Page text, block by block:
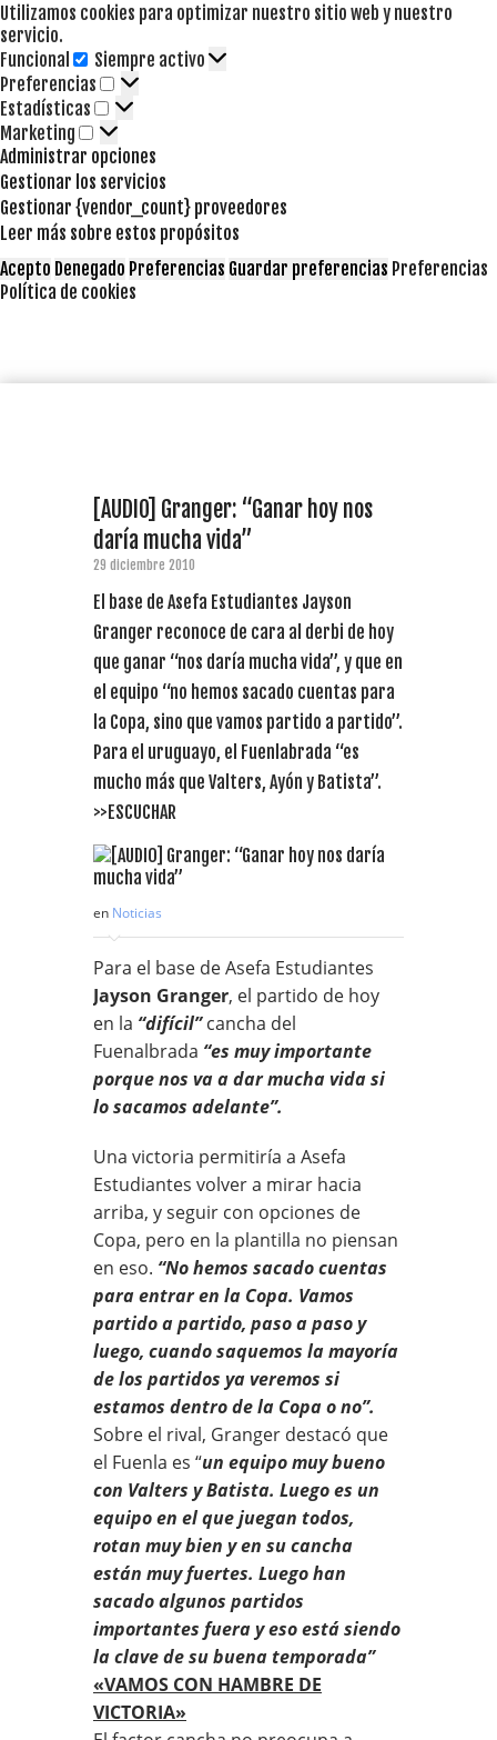
Utilizamos cookies para optimizar nuestro sitio web y nuestro
servicio.
Funcional
Funcional
Siempre activo
Preferencias
Preferencias
Estadísticas Estadísticas
Marketing Marketing
Administrar opciones
Gestionar los servicios
Gestionar {vendor_count} proveedores
Leer más sobre estos propósitos
Acepto Denegado Preferencias Guardar preferencias Preferencias
Política de cookies
[AUDIO] Granger: “Ganar hoy nos
daría mucha vida”
29 diciembre 2010
El base de Asefa Estudiantes Jayson
Granger reconoce de cara al derbi de hoy
que ganar “nos daría mucha vida”, y que en
el equipo “no hemos sacado cuentas para
la Copa, sino que vamos partido a partido”.
Para el uruguayo, el Fuenlabrada “es
mucho más que Valters, Ayón y Batista”.
>>ESCUCHAR
en Noticias
Para el base de Asefa Estudiantes
Jayson Granger, el partido de hoy
en la “difícil”cancha del
Fuenalbrada “es muy importante
porque nos va a dar mucha vida si
lo sacamos adelante”.
Una victoria permitiría a Asefa
Estudiantes volver a mirar hacia
arriba, y seguir con opciones de
Copa, pero en la plantilla no piensan
en eso. “No hemos sacado cuentas
para entrar en la Copa. Vamos
partido a partido, paso a paso y
luego, cuando saquemos la mayoría
de los partidos ya veremos si
estamos dentro de la Copa o no”.
Sobre el rival, Granger destacó que
el Fuenla es “un equipo muy bueno
con Valters y Batista. Luego es un
equipo en el que juegan todos,
rotan muy bien y en su cancha
están muy fuertes. Luego han
sacado algunos partidos
importantes fuera y eso está siendo
la clave de su buena temporada”
«VAMOS CON HAMBRE DE
VICTORIA»